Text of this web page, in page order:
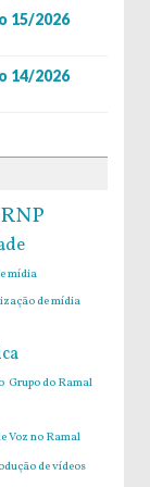
15/2026
14/2026
mídia
de mídia
Grupo do Ramal
Voz no Ramal
de vídeos